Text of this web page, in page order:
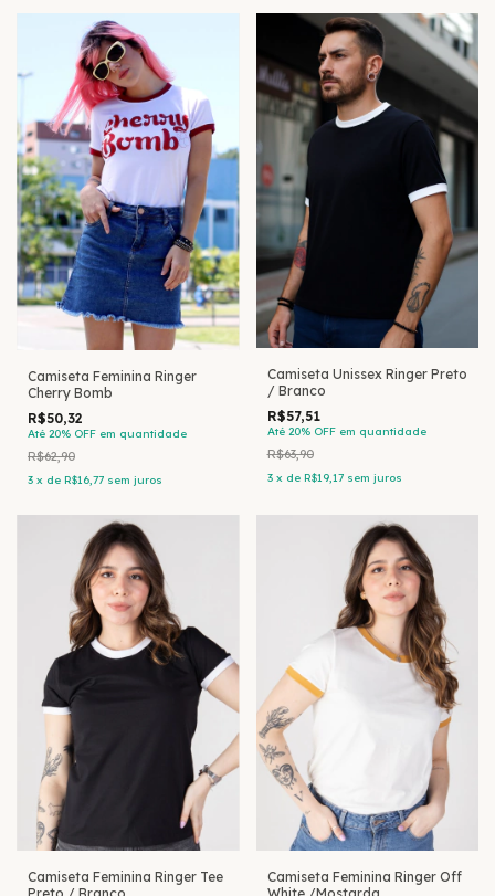
Camiseta Feminina Ringer
Cherry Bomb
R$50,32
Até 20% OFF em quantidade
R$62,90
3 x de R$16,77 sem juros
Camiseta Unissex Ringer Preto
/ Branco
R$57,51
Até 20% OFF em quantidade
R$63,90
3 x de R$19,17 sem juros
Camiseta Feminina Ringer Tee
Camiseta Feminina Ringer Off